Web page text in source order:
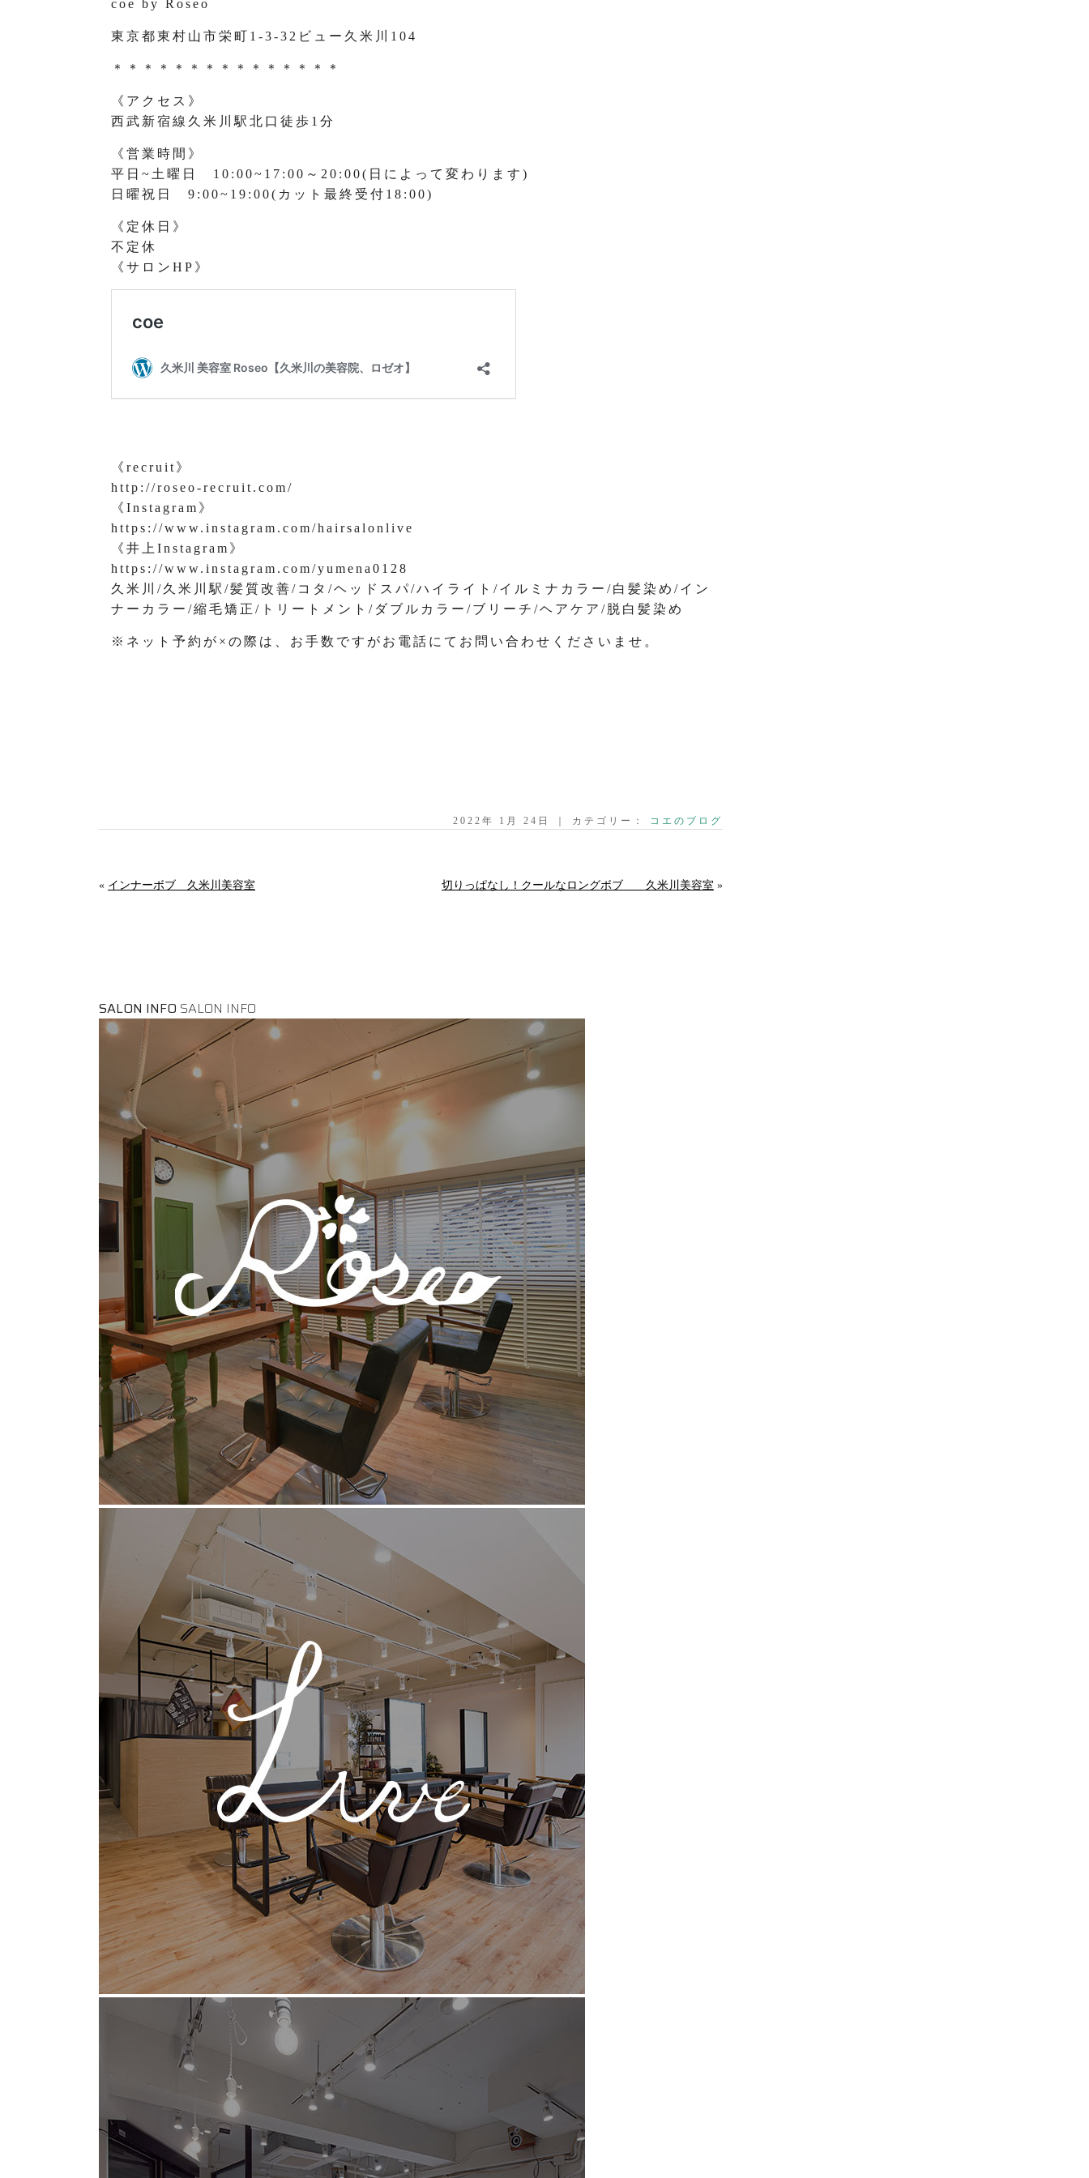
coe by Roseo
東京都東村山市栄町1-3-32ビュー久米川104
＊＊＊＊＊＊＊＊＊＊＊＊＊＊＊
《アクセス》
西武新宿線久米川駅北口徒歩1分
《営業時間》
平日~土曜日 10:00~17:00～20:00(日によって変わります)
日曜祝日 9:00~19:00(カット最終受付18:00)
《定休日》
不定休
《サロンHP》
《recruit》
http://roseo-recruit.com/
《Instagram》
https://www.instagram.com/hairsalonlive
《井上Instagram》
https://www.instagram.com/yumena0128
久米川/久米川駅/髪質改善/コタ/ヘッドスパ/ハイライト/イルミナカラー/白髪染め/イン
ナーカラー/縮毛矯正/トリートメント/ダブルカラー/ブリーチ/ヘアケア/脱白髪染め
※ネット予約が×の際は、お手数ですがお電話にてお問い合わせくださいませ。
2022年 1月 24日 ｜ カテゴリー： コエのブログ
« インナーボブ 久米川美容室 切りっぱなし！クールなロングボブ 久米川美容室 »
SALON INFO SALON INFO